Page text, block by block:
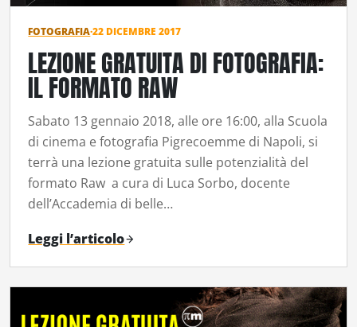
FOTOGRAFIA·22 DICEMBRE 2017
LEZIONE GRATUITA DI FOTOGRAFIA:
IL FORMATO RAW
Sabato 13 gennaio 2018, alle ore 16:00, alla Scuola
di cinema e fotografia Pigrecoemme di Napoli, si
terrà una lezione gratuita sulle potenzialità del
formato Raw a cura di Luca Sorbo, docente
dell’Accademia di belle…
Leggi l’articolo